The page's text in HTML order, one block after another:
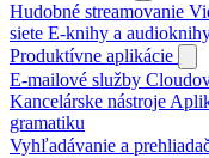
Hudobné streamovanie
siete E‑knihy a
Produktívne aplikácie
E‑mailové služby
Kancelárske nástroje
gramatiku
Vyhľadávanie a